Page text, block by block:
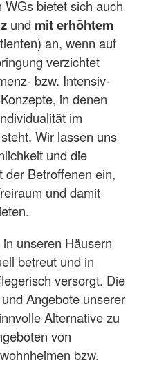
bietet sich auch
und mit erhöhtem
an, wenn auf
verzichtet
bzw. Intensiv-
in denen
im
Wir lassen uns
und die
der Betroffenen ein,
und damit
unseren Häusern
betreut und in
versorgt. Die
Angebote unserer
Alternative zu
von
bzw.